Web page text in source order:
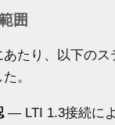
囲
あたり、以下のス
。
― LTI 1.3接続に